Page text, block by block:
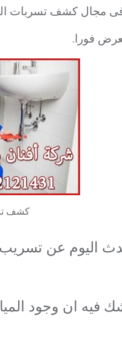
مجال كشف تسربات
فورا.
كشف
اليوم عن تسريب
فيه ان وجود